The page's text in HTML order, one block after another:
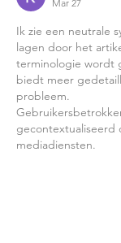
Mar 27
Ik zie een neutrale
lagen door het
terminologie wordt
biedt meer
probleem.
gecontextualiseerd
mediadiensten.